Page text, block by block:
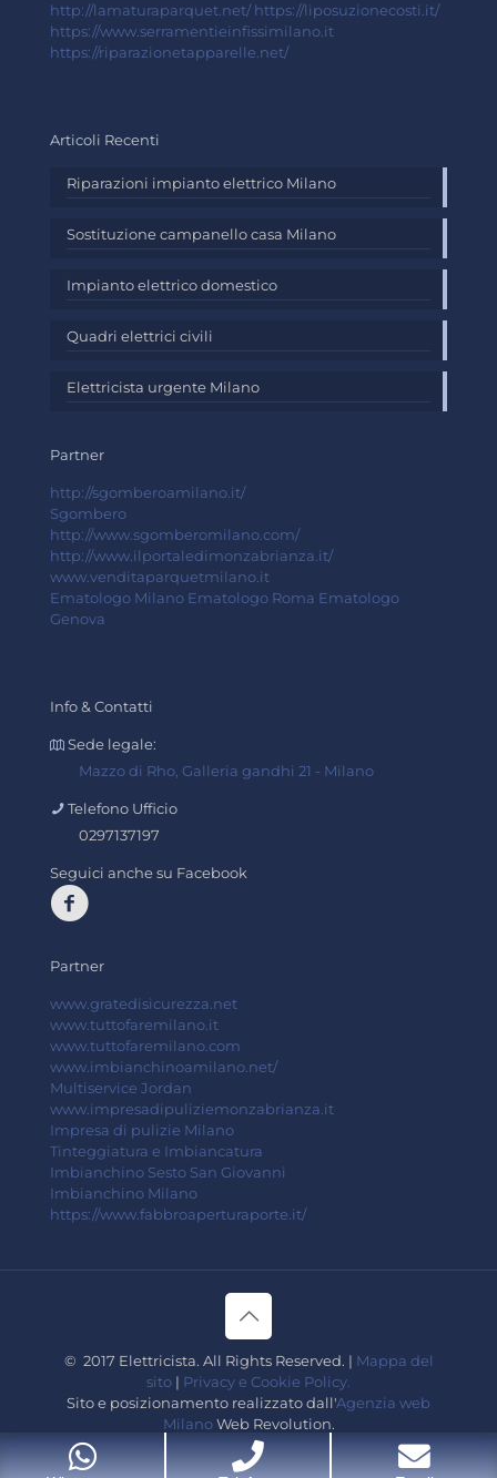
http://lamaturaparquet.net/ https://liposuzionecosti.it/
https://www.serramentieinfissimilano.it
https://riparazionetapparelle.net/
Articoli Recenti
Riparazioni impianto elettrico Milano
Sostituzione campanello casa Milano
Impianto elettrico domestico
Quadri elettrici civili
Elettricista urgente Milano
Partner
http://sgomberoamilano.it/
Sgombero
http://www.sgomberomilano.com/
http://www.ilportaledimonzabrianza.it/
www.venditaparquetmilano.it
Ematologo Milano Ematologo Roma Ematologo
Genova
Info & Contatti
Sede legale:
Mazzo di Rho, Galleria gandhi 21 - Milano
Telefono Ufficio
0297137197
Seguici anche su Facebook
Partner
www.gratedisicurezza.net
www.tuttofaremilano.it
www.tuttofaremilano.com
www.imbianchinoamilano.net/
Multiservice Jordan
www.impresadipuliziemonzabrianza.it
Impresa di pulizie Milano
Tinteggiatura e Imbiancatura
Imbianchino Sesto San Giovanni
Imbianchino Milano
https://www.fabbroaperturaporte.it/
© 2017 Elettricista. All Rights Reserved. | Mappa del
sito | Privacy e Cookie Policy.
Sito e posizionamento realizzato dall'Agenzia web
MilanoWeb Revolution.